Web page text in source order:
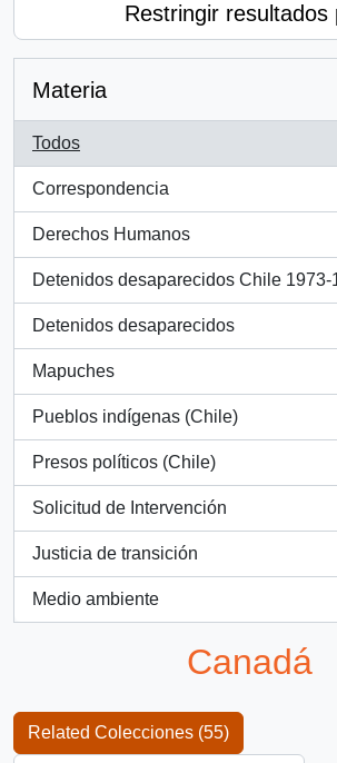
Restringir resultados
Materia
Todos
Correspondencia
, 22 resultados
Derechos Humanos
, 6 resultados
Detenidos desaparecidos Chile 1973-
, 5 resultados
Detenidos desaparecidos
, 4 resultados
Mapuches
, 3 resultados
Pueblos indígenas (Chile)
, 3 resultados
Presos políticos (Chile)
, 3 resultados
Solicitud de Intervención
, 2 resultados
Justicia de transición
, 1 resultados
Medio ambiente
, 1 resultados
Canadá
Related Colecciones (55)